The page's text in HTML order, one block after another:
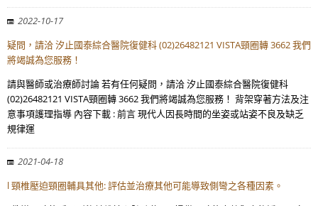
2022-10-17
疑問，請洽 汐止國泰綜合醫院復健科 (02)26482121 VISTA頸圈轉 3662 我們
將竭誠為您服務！
請與醫師或治療師討論 若有任何疑問，請洽 汐止國泰綜合醫院復健科
(02)26482121 VISTA頸圈轉 3662 我們將竭誠為您服務！ 背架穿著方法及注
意事項護理指導 內容下載 : 前言 現代人因長時間的坐姿或站姿不良及缺乏
規律運
2021-04-18
l 頸椎壓迫頸圈輔具其他: 評估並治療其他可能導致側彎之各種因素。